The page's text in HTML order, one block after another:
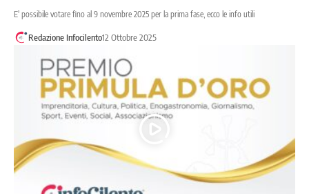
E' possibile votare fino al 9 novembre 2025 per la prima fase, ecco le info utili
Redazione Infocilento12 Ottobre 2025